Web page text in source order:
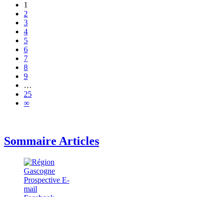
1
2
3
4
5
6
7
8
9
…
25
∞
Sommaire Articles